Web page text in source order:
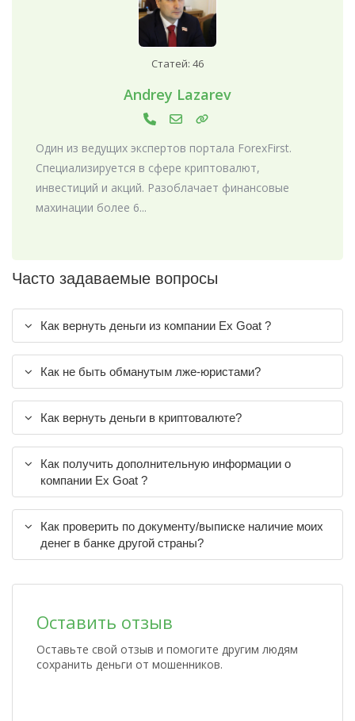
Статей: 46
Andrey Lazarev
Один из ведущих экспертов портала ForexFirst.
Специализируется в сфере криптовалют,
инвестиций и акций. Разоблачает финансовые
махинации более 6...
Часто задаваемые вопросы
Как вернуть деньги из компании Ex Goat ?
Как не быть обманутым лже-юристами?
Как вернуть деньги в криптовалюте?
Как получить дополнительную информации о
компании Ex Goat ?
Как проверить по документу/выписке наличие моих
денег в банке другой страны?
Оставить отзыв
Оставьте свой отзыв и помогите другим людям
сохранить деньги от мошенников.